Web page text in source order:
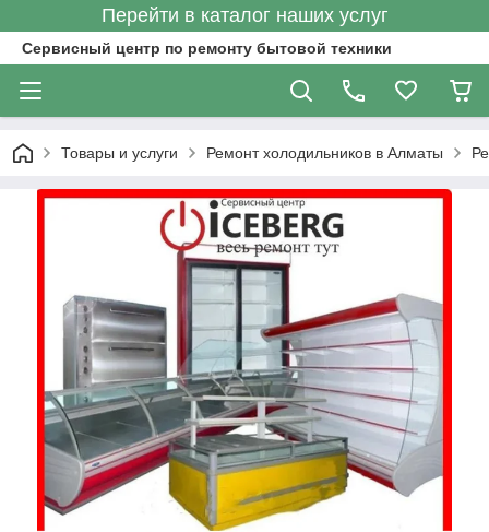
Перейти в каталог наших услуг
Сервисный центр по ремонту бытовой техники
Товары и услуги Ремонт холодильников в Алматы